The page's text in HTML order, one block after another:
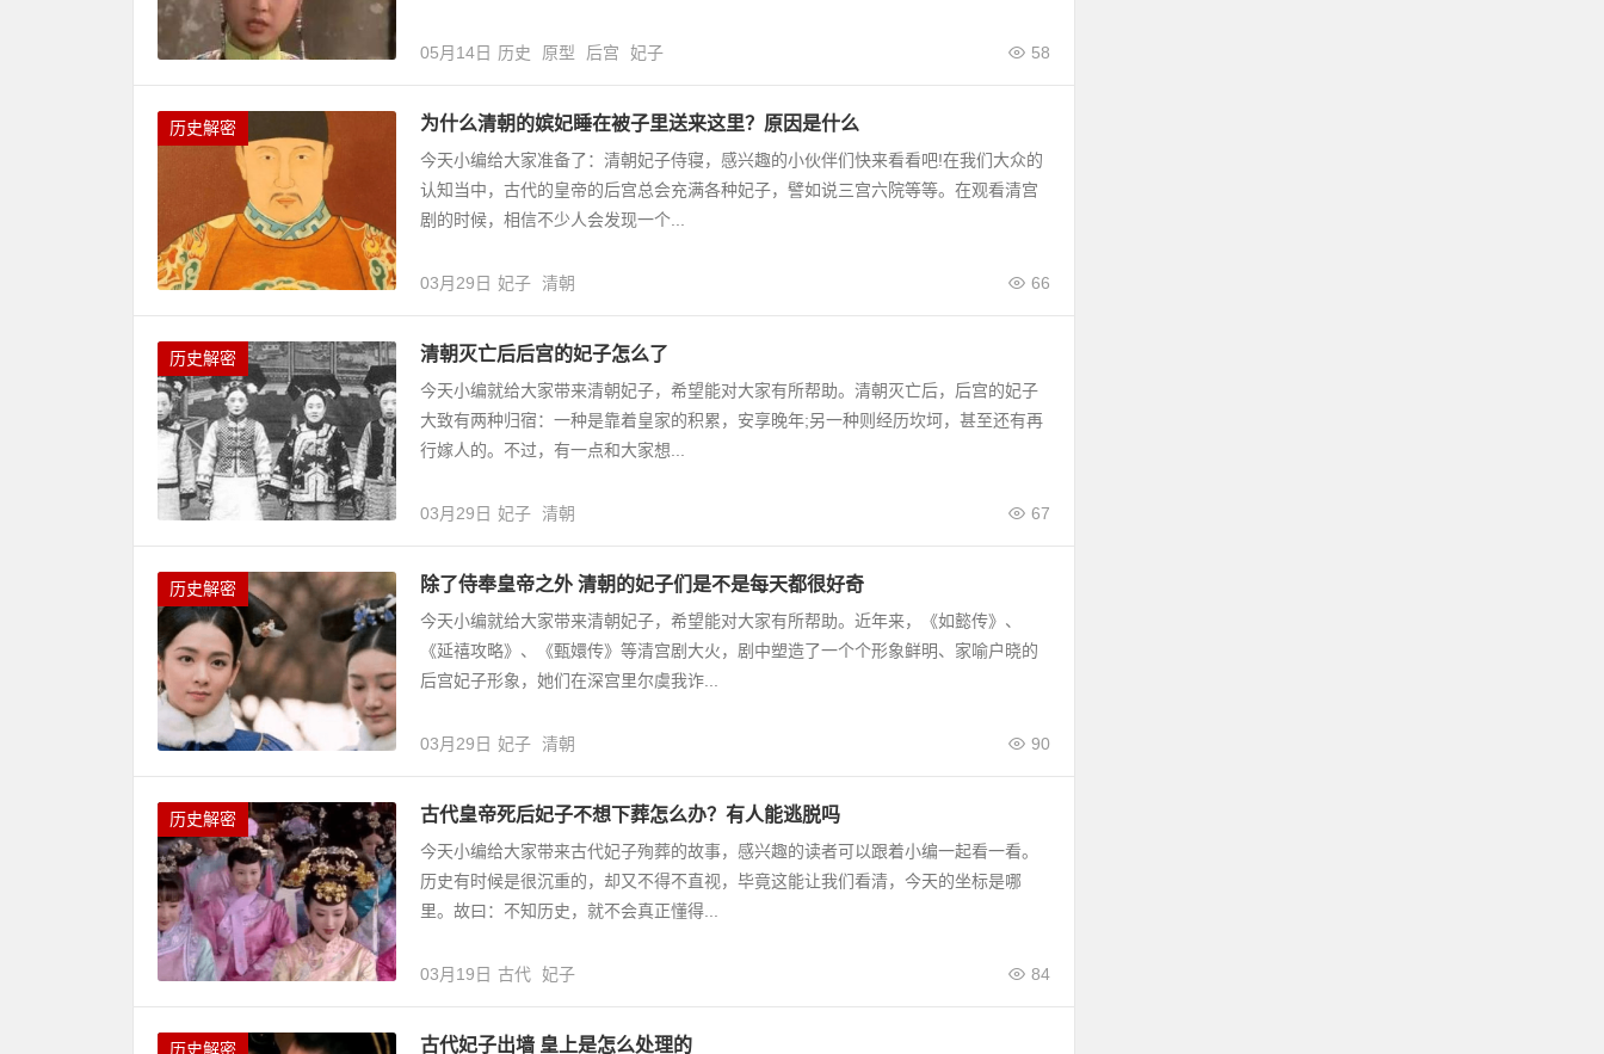
05月14日 58
历史 原型 后宫 妃子
历史解密 为什么清朝的嫔妃睡在被子里送来这里？原因是什么
今天小编给大家准备了：清朝妃子侍寝，感兴趣的小伙伴们快来看看吧!在我们大众的
认知当中，古代的皇帝的后宫总会充满各种妃子，譬如说三宫六院等等。在观看清宫
剧的时候，相信不少人会发现一个...
03月29日 66
妃子 清朝
历史解密 清朝灭亡后后宫的妃子怎么了
今天小编就给大家带来清朝妃子，希望能对大家有所帮助。清朝灭亡后，后宫的妃子
大致有两种归宿：一种是靠着皇家的积累，安享晚年;另一种则经历坎坷，甚至还有再
行嫁人的。不过，有一点和大家想...
03月29日 67
妃子 清朝
历史解密 除了侍奉皇帝之外 清朝的妃子们是不是每天都很好奇
今天小编就给大家带来清朝妃子，希望能对大家有所帮助。近年来，《如懿传》、
《延禧攻略》、《甄嬛传》等清宫剧大火，剧中塑造了一个个形象鲜明、家喻户晓的
后宫妃子形象，她们在深宫里尔虞我诈...
03月29日 90
妃子 清朝
历史解密 古代皇帝死后妃子不想下葬怎么办？有人能逃脱吗
今天小编给大家带来古代妃子殉葬的故事，感兴趣的读者可以跟着小编一起看一看。
历史有时候是很沉重的，却又不得不直视，毕竟这能让我们看清，今天的坐标是哪
里。故曰：不知历史，就不会真正懂得...
03月19日 84
古代 妃子
历史解密 古代妃子出墙 皇上是怎么处理的